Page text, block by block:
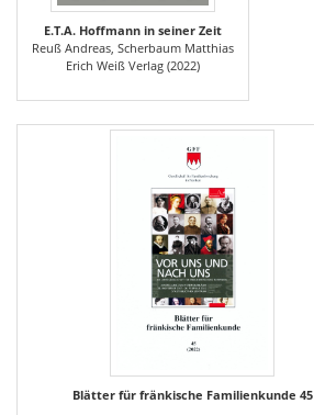
E.T.A. Hoffmann in seiner Zeit
Reuß Andreas, Scherbaum Matthias
Erich Weiß Verlag (2022)
Blätter für fränkische Familienkunde 45